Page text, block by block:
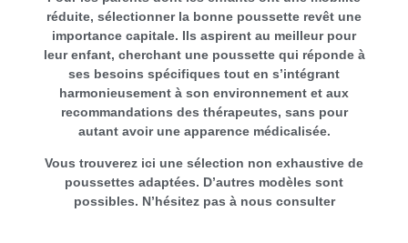
réduite, sélectionner la bonne poussette revêt une
importance capitale. Ils aspirent au meilleur pour
leur enfant, cherchant une poussette qui réponde à
ses besoins spécifiques tout en s’intégrant
harmonieusement à son environnement et aux
recommandations des thérapeutes, sans pour
autant avoir une apparence médicalisée.
Vous trouverez ici une sélection non exhaustive de
poussettes adaptées. D’autres modèles sont
possibles. N’hésitez pas à nous consulter